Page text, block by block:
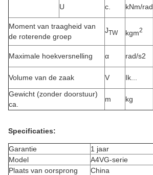
U c. kNm/rad
Moment van traagheid van
de roterende groep
JTW kgm2
Maximale hoekversnelling α rad/s2
Volume van de zaak V Ik...
Gewicht (zonder doorstuur)
ca.
m kg
Specificaties:
Garantie
1 jaar
Model
A4VG-serie
Plaats van oorsprong
China